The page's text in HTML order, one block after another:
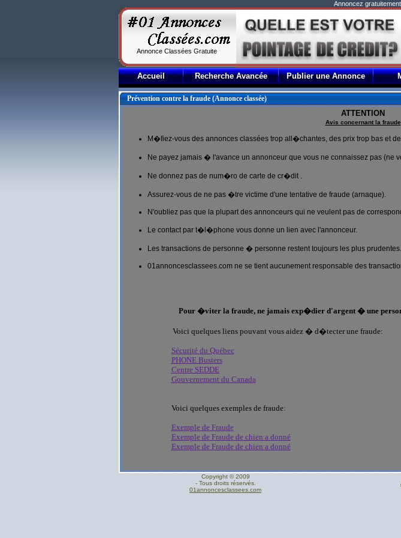
Annoncez
Annonce Classées Gratuite
Accueil Recherche Avancée Publier une Annonce
Prévention contre la fraude (Annonce classée)
ATTENTION
Avis concernant la fraude
M�fiez-vous des annonces classées trop all�chantes, des prix trop bas et
Ne payez jamais � l'avance un annonceur que vous ne connaissez pas (ne
Ne donnez pas de num�ro de carte de cr�dit .
Assurez-vous de ne pas �tre victime d'une tentative de fraude (arnaque).
N'oubliez pas que la plupart des annonceurs qui ne veulent pas de
Le contact par t�l�phone vous donne un lien avec l'annonceur.
Les transactions de personne � personne restent toujours les plus prudentes.
01annoncesclassees.com ne se tient aucunement responsable des
Pour �viter la fraude, ne jamais exp�dier d'argent � une
Voici quelques liens pouvant vous aidez � d�tecter une fraude:
Sécurité du Québec
PHONE Busters
Centre SEDDE
Gouvernement du Canada
Voici quelques exemples de fraude:
Exemple de Fraude
Exemple de Fraude de chien a donné
Exemple de Fraude de chien a donné
Copyright © 2009
- Tous droits réservés.
01annoncesclassees.com